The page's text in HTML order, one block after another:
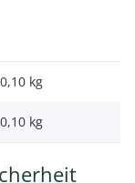
0,10 kg
0,10 kg